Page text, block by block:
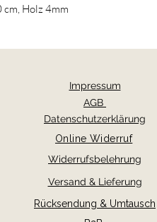
Holz 4mm
Impressum
AGB
Datenschutzerklärung
Widerrufsbelehrung
Versand & Lieferung
Rücksendung & Umtausch
Online Widerruf